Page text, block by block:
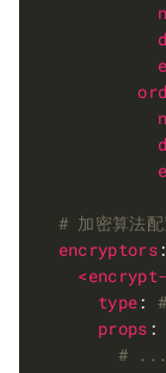
# 加密算法配
encryptors
type:
props
# ...